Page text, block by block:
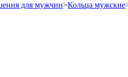
для мужчин>Кольца мужские